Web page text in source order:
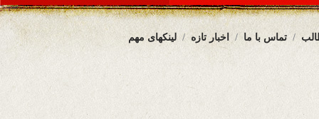
لینکهای مهم اخبار تازه تماس با ما